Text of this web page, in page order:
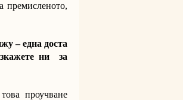
премисленото,
– една доста
ни за
проучване